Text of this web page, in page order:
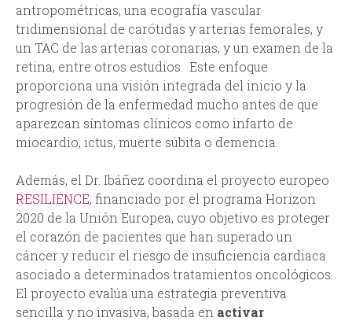
antropométricas, una ecografía vascular
tridimensional de carótidas y arterias femorales, y
un TAC de las arterias coronarias, y un examen de la
retina, entre otros estudios. Este enfoque
proporciona una visión integrada del inicio y la
progresión de la enfermedad mucho antes de que
aparezcan síntomas clínicos como infarto de
miocardio, ictus, muerte súbita o demencia.
Además, el Dr. Ibáñez coordina el proyecto europeo
RESILIENCE, financiado por el programa Horizon
2020 de la Unión Europea, cuyo objetivo es proteger
el corazón de pacientes que han superado un
cáncer y reducir el riesgo de insuficiencia cardiaca
asociado a determinados tratamientos oncológicos.
El proyecto evalúa una estrategia preventiva
sencilla y no invasiva, basada en activar